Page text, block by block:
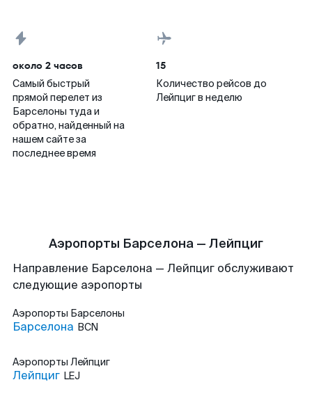
около 2 часов
Самый быстрый
прямой перелет из
Барселоны туда и
обратно, найденный на
нашем сайте за
последнее время
15
Количество рейсов до
Лейпциг в неделю
Аэропорты Барселона — Лейпциг
Направление Барселона — Лейпциг обслуживают
следующие аэропорты
Аэропорты Барселоны
Барселона BCN
Аэропорты Лейпциг
Лейпциг LEJ